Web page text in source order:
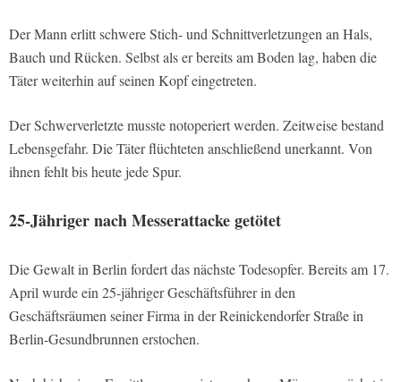
Der Mann erlitt schwere Stich- und Schnittverletzungen an Hals,
Bauch und Rücken. Selbst als er bereits am Boden lag, haben die
Täter weiterhin auf seinen Kopf eingetreten.
Der Schwerverletzte musste notoperiert werden. Zeitweise bestand
Lebensgefahr. Die Täter flüchteten anschließend unerkannt. Von
ihnen fehlt bis heute jede Spur.
25-Jähriger nach Messerattacke getötet
Die Gewalt in Berlin fordert das nächste Todesopfer. Bereits am 17.
April wurde ein 25-jähriger Geschäftsführer in den
Geschäftsräumen seiner Firma in der Reinickendorfer Straße in
Berlin-Gesundbrunnen erstochen.